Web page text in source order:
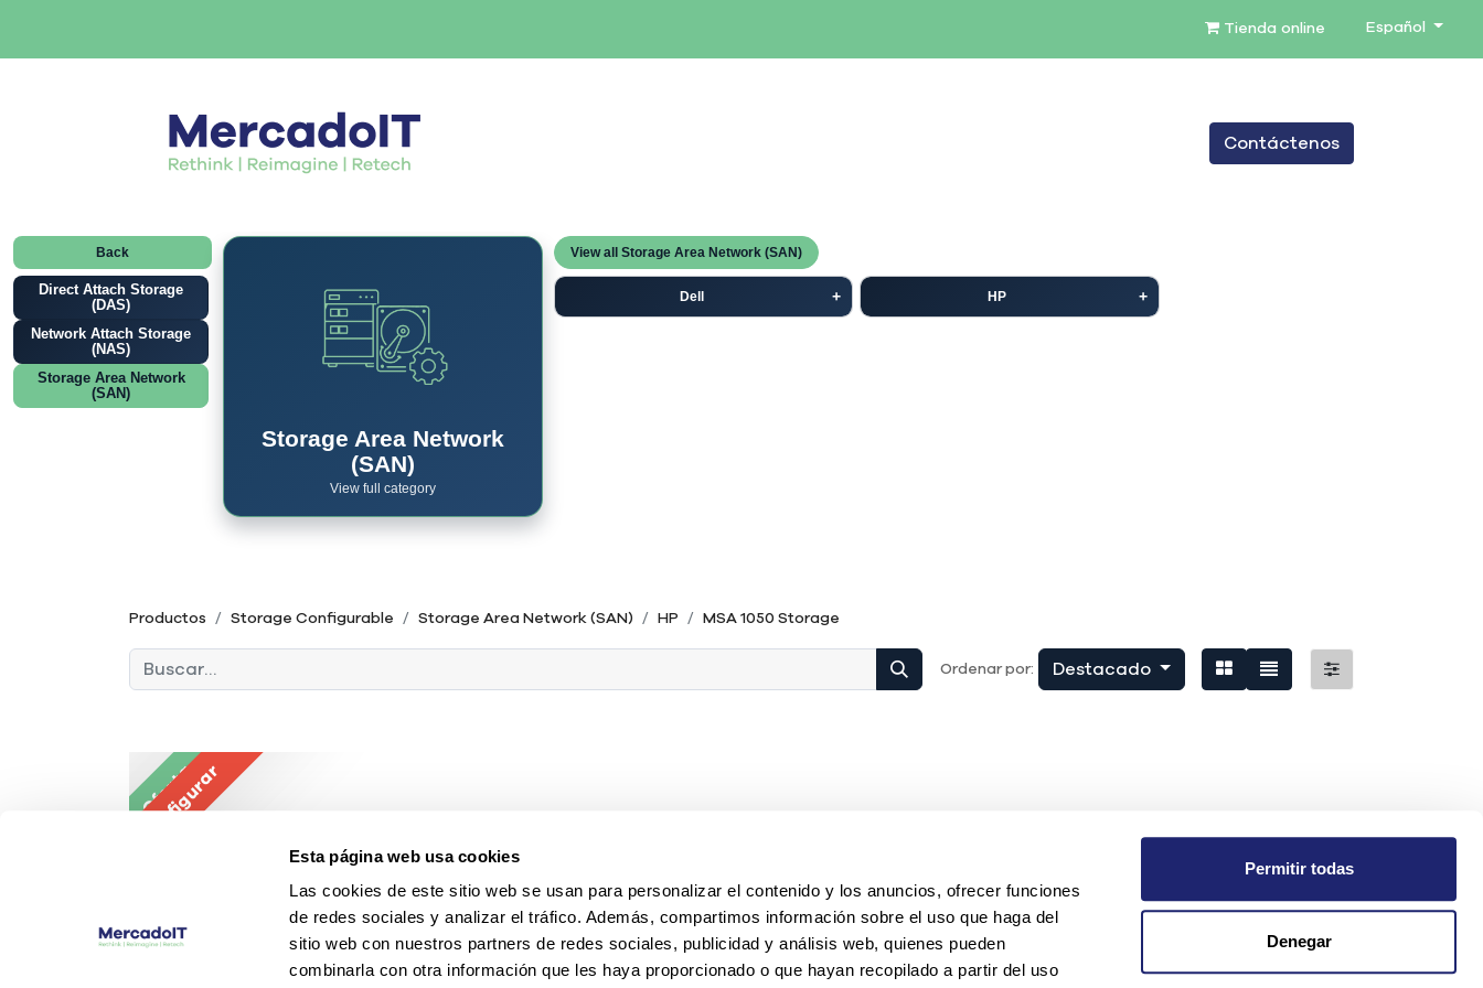
Esta página web usa cookies
Las cookies de este sitio web se usan para personalizar el contenido y los anuncios, ofrecer funciones
de redes sociales y analizar el tráfico. Además, compartimos información sobre el uso que haga del
sitio web con nuestros partners de redes sociales, publicidad y análisis web, quienes pueden
combinarla con otra información que les haya proporcionado o que hayan recopilado a partir del uso
Permitir todas
Denegar
Tienda online Español
BLOG
Contáctenos
Back
Direct Attach Storage
(DAS)
Network Attach Storage
(NAS)
Storage Area Network
(SAN)
Storage Area Network
(SAN)
View full category
View all Storage Area Network (SAN)
Dell HP
Productos Storage Configurable Storage Area Network (SAN) HP MSA 1050 Storage
Ordenar por: Destacado
Oferta
Configurar